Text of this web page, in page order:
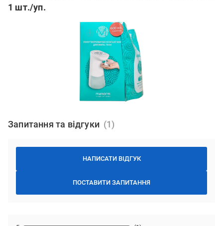
1 шт./уп.
Запитання та відгуки
НАПИСАТИ ВІДГУК
ПОСТАВИТИ ЗАПИТАННЯ